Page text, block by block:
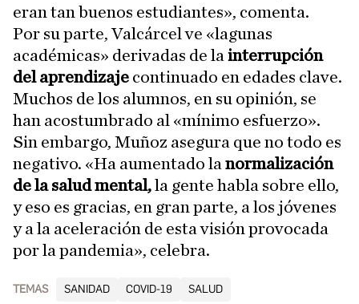
eran tan buenos estudiantes», comenta.
Por su parte, Valcárcel ve «lagunas
académicas» derivadas de la interrupción
del aprendizaje continuado en edades clave.
Muchos de los alumnos, en su opinión, se
han acostumbrado al «mínimo esfuerzo».
Sin embargo, Muñoz asegura que no todo es
negativo. «Ha aumentado la normalización
de la salud mental,la gente habla sobre ello,
y eso es gracias, en gran parte, a los jóvenes
y a la aceleración de esta visión provocada
por la pandemia», celebra.
TEMAS SANIDAD COVID-19 SALUD